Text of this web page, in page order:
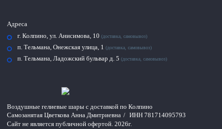
Воздушные гелиевые шары с доставкой по Колпино
Самозанятая Цветкова Анна Дмитриевна / ИНН 781714095793
Сайт не является публичной офертой. 2026г.
Адреса
г. Колпино, ул. Анисимова, 10 (доставка, самовывоз)
п. Тельмана, Онежская улица, 1 (доставка, самовывоз)
п. Тельмана, Ладожский бульвар д. 5 (доставка, самовывоз)